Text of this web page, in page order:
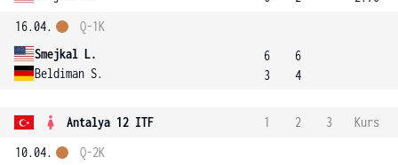
16.04.
Smejkal L.
Beldiman S.
Q-1K
6
3
6
4
Antalya 12 ITF 1 2 3
Kurs
10.04.
Q-2K